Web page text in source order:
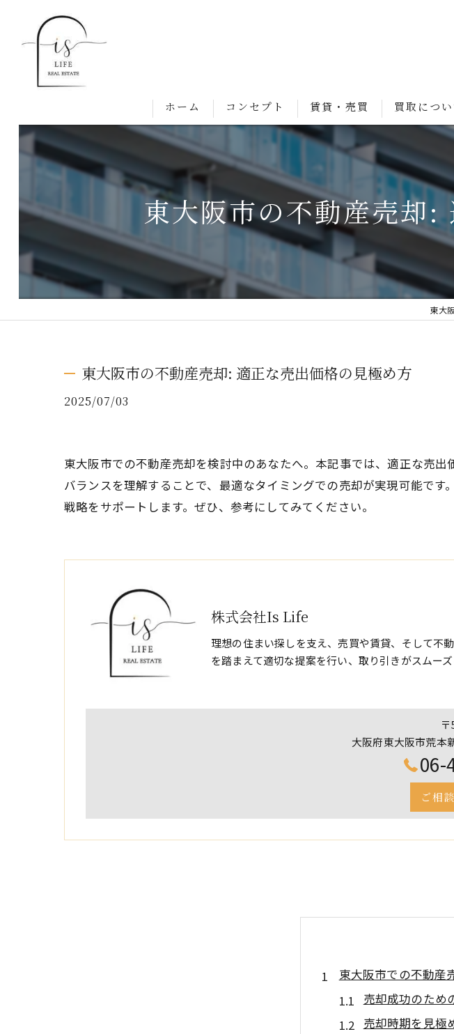
ホーム コンセプト 賃貸・売買 買取につ
東大阪市の不動産売却:
東大
東大阪市の不動産売却: 適正な売出価格の見極め方
2025/07/03
東大阪市での不動産売却を検討中のあなたへ。本記事では、適正な売
バランスを理解することで、最適なタイミングでの売却が実現可能で
戦略をサポートします。ぜひ、参考にしてみてください。
株式会社Is Life
理想の住まい探しを支え、売買や賃貸、そして不
を踏まえて適切な提案を行い、取り引きがスムー
大阪府東大阪市荒本
06-
ご相
東大阪市での不動産
売却成功のため
売却時期を見極